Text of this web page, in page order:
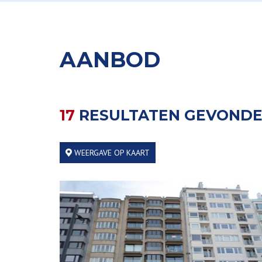
AANBOD
17 RESULTATEN
WEERGAVE OP KAART